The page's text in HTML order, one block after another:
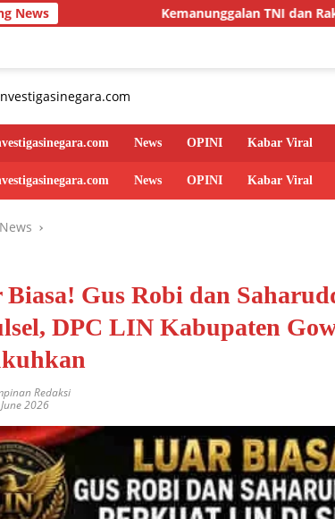
News
Kemanunggalan TNI dan Rakyat, Babinsa
News OPINI Kabar Viral
News OPINI Kabar Viral
News
Gus Robi dan
DPC LIN Kabupaten
Redaksi
2026